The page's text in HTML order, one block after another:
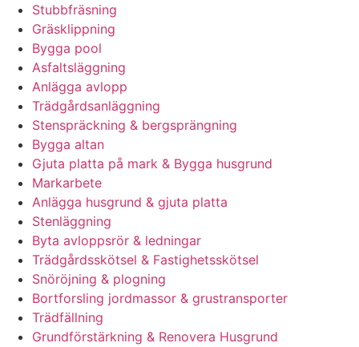
Stubbfräsning
Gräsklippning
Bygga pool
Asfaltsläggning
Anlägga avlopp
Trädgårdsanläggning
Stenspräckning & bergsprängning
Bygga altan
Gjuta platta på mark & Bygga husgrund
Markarbete
Anlägga husgrund & gjuta platta
Stenläggning
Byta avloppsrör & ledningar
Trädgårdsskötsel & Fastighetsskötsel
Snöröjning & plogning
Bortforsling jordmassor & grustransporter
Trädfällning
Grundförstärkning & Renovera Husgrund